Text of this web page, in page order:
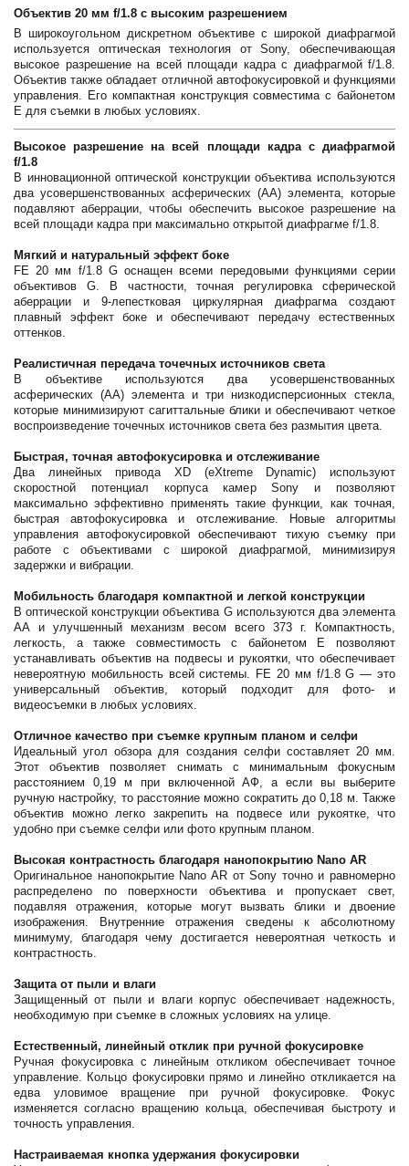
Объектив 20 мм f/1.8 с высоким разрешением
В широкоугольном дискретном объективе с широкой диафрагмой
используется оптическая технология от Sony, обеспечивающая
высокое разрешение на всей площади кадра с диафрагмой f/1.8.
Объектив также обладает отличной автофокусировкой и функциями
управления. Его компактная конструкция совместима с байонетом
Е для съемки в любых условиях.
Высокое разрешение на всей площади кадра с диафрагмой
f/1.8
В инновационной оптической конструкции объектива используются
два усовершенствованных асферических (АА) элемента, которые
подавляют аберрации, чтобы обеспечить высокое разрешение на
всей площади кадра при максимально открытой диафрагме f/1.8.
Мягкий и натуральный эффект боке
FE 20 мм f/1.8 G оснащен всеми передовыми функциями серии
объективов G. В частности, точная регулировка сферической
аберрации и 9-лепестковая циркулярная диафрагма создают
плавный эффект боке и обеспечивают передачу естественных
оттенков.
Реалистичная передача точечных источников света
В объективе используются два усовершенствованных
асферических (АА) элемента и три низкодисперсионных стекла,
которые минимизируют сагиттальные блики и обеспечивают четкое
воспроизведение точечных источников света без размытия цвета.
Быстрая, точная автофокусировка и отслеживание
Два линейных привода XD (eXtreme Dynamic) используют
скоростной потенциал корпуса камер Sony и позволяют
максимально эффективно применять такие функции, как точная,
быстрая автофокусировка и отслеживание. Новые алгоритмы
управления автофокусировкой обеспечивают тихую съемку при
работе с объективами с широкой диафрагмой, минимизируя
задержки и вибрации.
Мобильность благодаря компактной и легкой конструкции
В оптической конструкции объектива G используются два элемента
АА и улучшенный механизм весом всего 373 г. Компактность,
легкость, а также совместимость с байонетом E позволяют
устанавливать объектив на подвесы и рукоятки, что обеспечивает
невероятную мобильность всей системы. FE 20 мм f/1.8 G — это
универсальный объектив, который подходит для фото- и
видеосъемки в любых условиях.
Отличное качество при съемке крупным планом и селфи
Идеальный угол обзора для создания селфи составляет 20 мм.
Этот объектив позволяет снимать с минимальным фокусным
расстоянием 0,19 м при включенной АФ, а если вы выберите
ручную настройку, то расстояние можно сократить до 0,18 м. Также
объектив можно легко закрепить на подвесе или рукоятке, что
удобно при съемке селфи или фото крупным планом.
Высокая контрастность благодаря нанопокрытию Nano AR
Оригинальное нанопокрытие Nano AR от Sony точно и равномерно
распределено по поверхности объектива и пропускает свет,
подавляя отражения, которые могут вызвать блики и двоение
изображения. Внутренние отражения сведены к абсолютному
минимуму, благодаря чему достигается невероятная четкость и
контрастность.
Защита от пыли и влаги
Защищенный от пыли и влаги корпус обеспечивает надежность,
необходимую при съемке в сложных условиях на улице.
Естественный, линейный отклик при ручной фокусировке
Ручная фокусировка с линейным откликом обеспечивает точное
управление. Кольцо фокусировки прямо и линейно откликается на
едва уловимое вращение при ручной фокусировке. Фокус
изменяется согласно вращению кольца, обеспечивая быстроту и
точность управления.
Настраиваемая кнопка удержания фокусировки